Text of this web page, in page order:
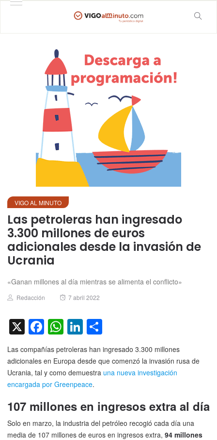
VIGO AL MINUTO
Las petroleras han ingresado
3.300 millones de euros
adicionales desde la invasión de
Ucrania
«Ganan millones al día mientras se alimenta el conflicto»
Author
Redacción
Posted
7 abril 2022
X Facebook
WhatsApp
LinkedIn
Las compañías petroleras han ingresado 3.300 millones
adicionales en Europa desde que comenzó la invasión rusa de
Ucrania, tal y como demuestra una nueva investigación
encargada por Greenpeace.
107 millones en ingresos extra al día
Solo en marzo, la industria del petróleo recogió cada día una
media de 107 millones de euros en ingresos extra, 94 millones